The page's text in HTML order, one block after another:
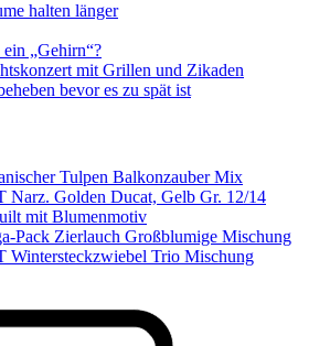
halten länger
„Gehirn“?
mit Grillen und Zikaden
bevor es zu spät ist
Tulpen Balkonzauber Mix
Golden Ducat, Gelb Gr. 12/14
mit Blumenmotiv
Pack Zierlauch Großblumige Mischung
Wintersteckzwiebel Trio Mischung